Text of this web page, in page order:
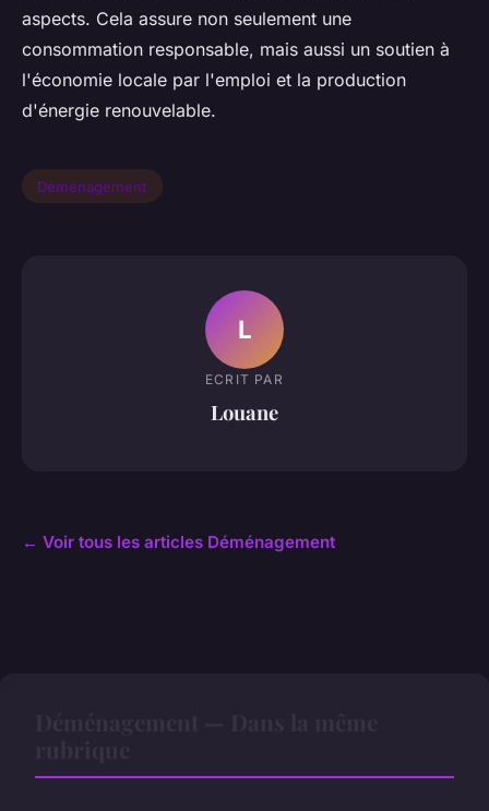
aspects. Cela assure non seulement une
consommation responsable, mais aussi un soutien à
l'économie locale par l'emploi et la production
d'énergie renouvelable.
Déménagement
L
ECRIT PAR
Louane
← Voir tous les articles Déménagement